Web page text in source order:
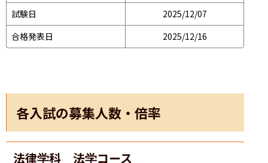
試験日
2025/12/07
合格発表日
2025/12/16
各入試の募集人数・倍率
法律学科 法学コース